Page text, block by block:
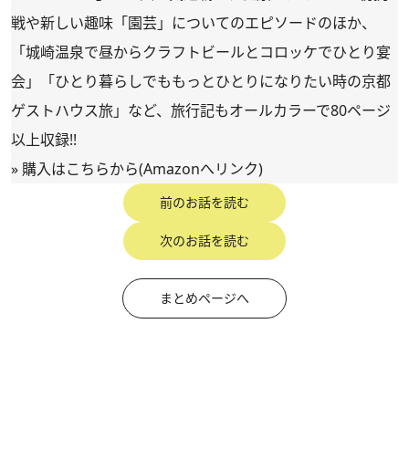
戦や新しい趣味「園芸」についてのエピソードのほか、
「城崎温泉で昼からクラフトビールとコロッケでひとり宴
会」「ひとり暮らしでももっとひとりになりたい時の京都
ゲストハウス旅」など、旅行記もオールカラーで80ページ
以上収録!!
» 購入はこちらから(Amazonへリンク)
前のお話を読む
次のお話を読む
まとめページへ